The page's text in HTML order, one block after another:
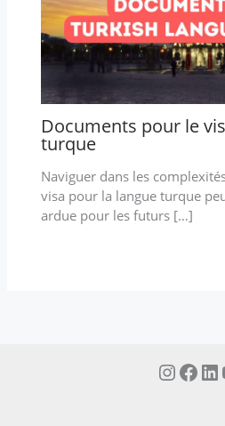
Documents pour le
turque
Naviguer dans les
visa pour la langue turque
ardue pour les futurs […]